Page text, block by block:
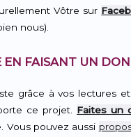
Vôtre sur
nous).
FAISANT UN
grâce à vos lectures
ce projet. Faites un
Vous pouvez aussi